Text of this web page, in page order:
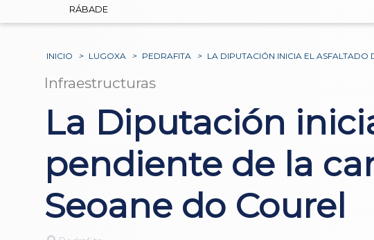
RÁBADE
INICIO > LUGOXA > PEDRAFITA > LA DIPUTACIÓN INICIA EL ASFALTADO
Infraestructuras
La Diputación
pendiente de la
Seoane do Courel